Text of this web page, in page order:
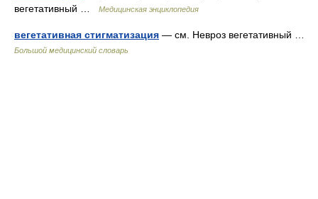
вегетативный …
Медицинская энциклопедия
вегетативная стигматизация — см. Невроз вегетативный …
Большой медицинский словарь